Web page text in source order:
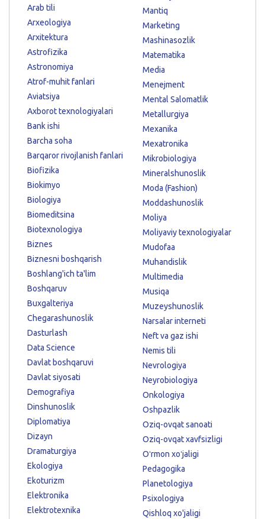
Arab tili
Arxeologiya
Arxitektura
Astrofizika
Astronomiya
Atrof-muhit fanlari
Aviatsiya
Axborot texnologiyalari
Bank ishi
Barcha soha
Barqaror rivojlanish fanlari
Biofizika
Biokimyo
Biologiya
Biomeditsina
Biotexnologiya
Biznes
Biznesni boshqarish
Boshlang'ich ta'lim
Boshqaruv
Buxgalteriya
Chegarashunoslik
Dasturlash
Data Science
Davlat boshqaruvi
Davlat siyosati
Demografiya
Dinshunoslik
Diplomatiya
Dizayn
Dramaturgiya
Ekologiya
Ekoturizm
Elektronika
Elektrotexnika
Mantiq
Marketing
Mashinasozlik
Matematika
Media
Menejment
Mental Salomatlik
Metallurgiya
Mexanika
Mexatronika
Mikrobiologiya
Mineralshunoslik
Moda (Fashion)
Moddashunoslik
Moliya
Moliyaviy texnologiyalar
Mudofaa
Muhandislik
Multimedia
Musiqa
Muzeyshunoslik
Narsalar interneti
Neft va gaz ishi
Nemis tili
Nevrologiya
Neyrobiologiya
Onkologiya
Oshpazlik
Oziq-ovqat sanoati
Oziq-ovqat xavfsizligi
Oʻrmon xoʻjaligi
Pedagogika
Planetologiya
Psixologiya
Qishloq xo'jaligi